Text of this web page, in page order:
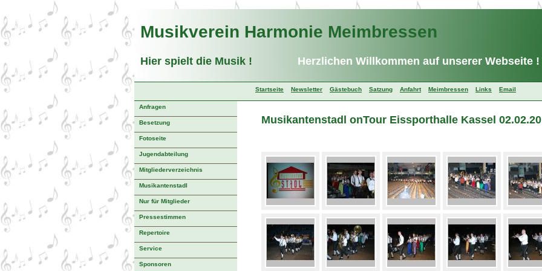
Musikverein Harmonie Meimbressen
Hier spielt die Musik ! Herzlichen Willkommen auf unserer Webseite !
Startseite Newsletter Gästebuch Satzung Anfahrt Meimbressen Links Email
Anfragen
Besetzung
Fotoseite
Jugendabteilung
Mitgliederverzeichnis
Musikantenstadl
Nur für Mitglieder
Pressestimmen
Repertoire
Service
Sponsoren
Musikantenstadl onTour Eissporthalle Kassel